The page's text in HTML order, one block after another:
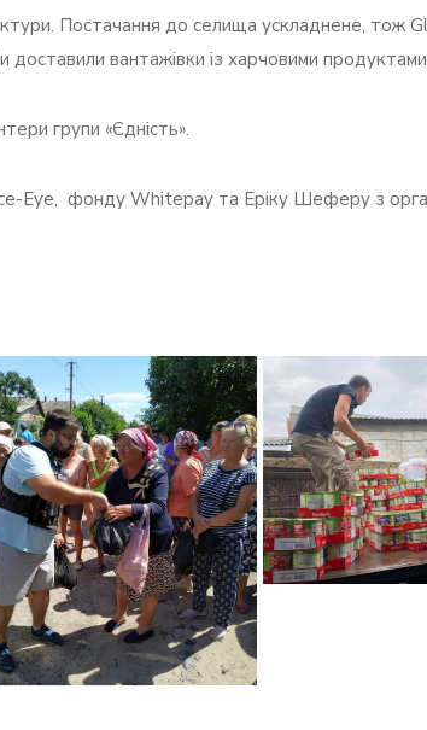
Постачання до селища ускладнене, тож
вантажівки із харчовими
групи «Єдність».
Eye, фонду Whitepay та Еріку Шеферу з